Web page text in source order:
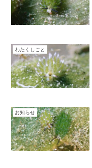
わたくしごと
お知らせ